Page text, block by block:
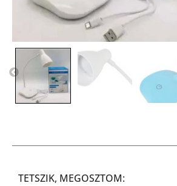
TETSZIK, MEGOSZTOM: